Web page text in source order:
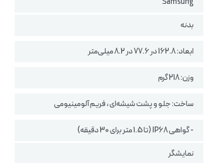
بدنه
ابعاد: 162.8 در 77.6 در 8.2 میلی‌متر
وزن: 218 گرم
ساخت: جلو و پشت شیشه‌ای ، فریم آلومینیومی
- گواهی IP68 (تا 1.5 متر برای 30 دقیقه)
نمایشگر